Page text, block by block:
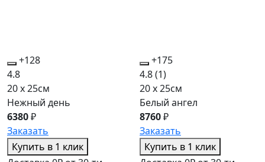
+128
4.8
20 x 25см
Нежный день
6380₽
Заказать
Купить в 1 клик
+175
4.8(1)
20 x 25см
Белый ангел
8760₽
Заказать
Купить в 1 клик